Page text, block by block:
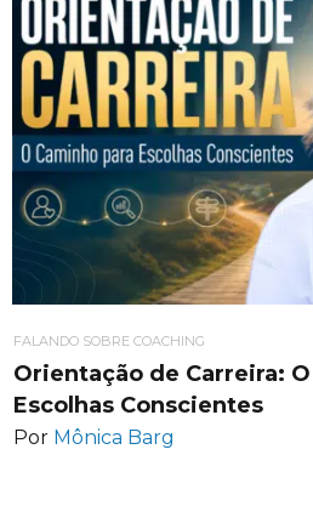
FALANDO SOBRE COACHING
Orientação de Carreira:
Escolhas Conscientes
Por Mônica Barg